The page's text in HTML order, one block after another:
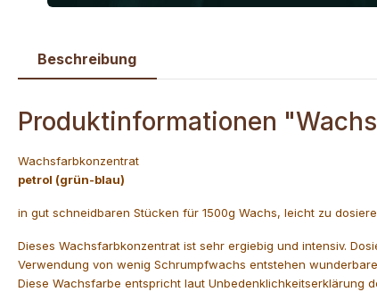
Beschreibung
Produktinformationen
Wachsfarbkonzentrat
petrol (grün-blau)
in gut schneidbaren Stücken für 1500g Wachs, leicht zu
Dieses Wachsfarbkonzentrat ist sehr ergiebig und intensiv.
Verwendung von wenig Schrumpfwachs entstehen
Diese Wachsfarbe entspricht laut Unbedenklichkeitserklärung